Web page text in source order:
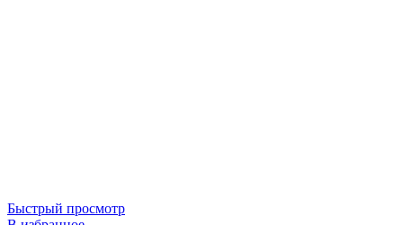
Быстрый просмотр